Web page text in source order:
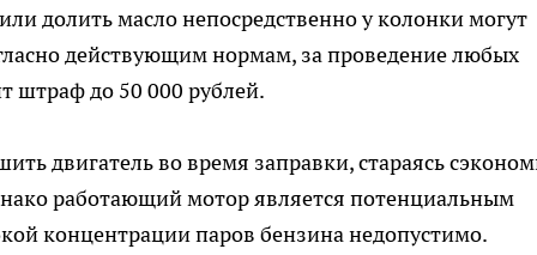
долить масло непосредственно у колонки могут
действующим нормам, за проведение любых
штраф до 50 000 рублей.
двигатель во время заправки, стараясь
работающий мотор является потенциальным
концентрации паров бензина недопустимо.